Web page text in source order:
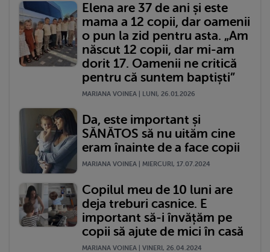
Elena are 37 de ani și este
mama a 12 copii, dar oamenii
o pun la zid pentru asta. „Am
născut 12 copii, dar mi-am
dorit 17. Oamenii ne critică
pentru că suntem baptiști”
MARIANA VOINEA | LUNI, 26.01.2026
Da, este important și
SĂNĂTOS să nu uităm cine
eram înainte de a face copii
MARIANA VOINEA | MIERCURI, 17.07.2024
Copilul meu de 10 luni are
deja treburi casnice. E
important să-i învățăm pe
copii să ajute de mici în casă
MARIANA VOINEA | VINERI, 26.04.2024